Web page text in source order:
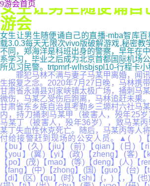
9游会首页
女生让男生随便诵自
游会
女生让男生随便诵自己的直播-mba智库
载3.0.3每天无限次vivo版破解游戏,秘密
不同，郑海洋是科班出身的警察，早年在
系学习，毕业之后成为北京首都国际机场
所见习民警。trtpmrf-wlhsbjspl10-行程卡
罪犯马林不满与妻子马某甲离婚，闻讯
生报复之念。2020年7月27日晚，马林携
甘肃省永靖县刘家峡镇太极广场，捅刺马
微伤，马某乙受伤后跑离，马林追赶未果
甘肃省东乡族自治县考勒乡三塬村六社马
内，持刀捅刺马某甲（被害人，殁年25岁
马某丁（被害人，殁年36岁），致马某
某丁失血性休克死亡。随后，马某丙等人
付给接警赶到现场的公安人员。▲(
【bu】(久)【jiu】(前)【qian】(日)【
【you】(翼)【yi】(政)【zheng】(客)
【po】(茂)【mao】(等)【deng】(人)【
【fang】(中)【zhong】(国)【guo】(台)
【di】(区)【qu】(时)【shi】(，)【，】(也